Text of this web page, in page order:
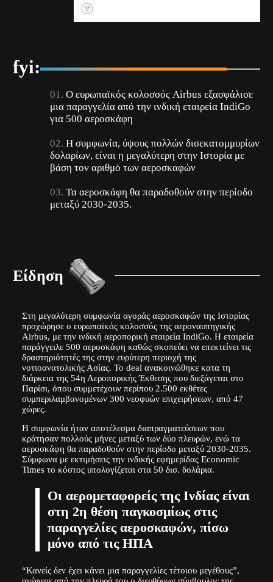
fyi:
Ο ευρωπαϊκός κολοσσός Airbus εξασφάλισε
μια παραγγελία από την ινδική εταιρεία IndiGo
για 500 αεροσκάφη
Η συμφωνία, ύψους πολλών δισεκατομμυρίων
δολαρίων, είναι η μεγαλύτερη στην Ιστορία με
βάση τον αριθμό των αεροσκαφών
Τα αεροσκάφη θα παραδοθούν στην περίοδο
μεταξύ 2030-2035.
Είδηση
Στη μεγαλύτερη συμφωνία αγοράς αεροσκαφών της Ιστορίας
προχώρησε ο ευρωπαϊκός κολοσσός της αεροναυπηγικής
Airbus, με την ινδική αεροπορική εταιρεία IndiGo. Η εταιρεία
παράγγειλε 500 αεροσκάφη καθώς σκοπεύει να επεκτείνει τις
δραστηριότητές της στην ευρύτερη περιοχή της
νοτιοανατολικής Ασίας. Το deal ανακοινώθηκε κατα τη
διάρκεια της 54η Αεροπορικής Έκθεσης που διεξάγεται στο
Παρίσι, όπου συμμετέχουν περίπου 2.500 εκθέτες
συμπεριλαμβανομένων 300 νεοφυών επιχειρήσεων, από 47
χώρες.
Η συμφωνία ήταν αποτέλεσμα διαπραγματεύσεων που
κράτησαν πολλούς μήνες μεταξύ των δύο πλευρών, ενώ τα
αεροσκάφη θα παραδοθούν στην περίοδο μεταξύ 2030-2035.
Σύμφωνα με εκτιμήσεις την ινδικής εφημερίδας Economic
Times το κόστος υπολογίζεται στα 50 δισ. δολάρια.
Οι αερομεταφορείς της Ινδίας είναι
στη 2η θέση παγκοσμίως στις
παραγγελίες αεροσκαφών, πίσω
μόνο από τις ΗΠΑ
“Κανείς δεν έχει κάνει μια παραγγελίες τέτοιου μεγέθους”,